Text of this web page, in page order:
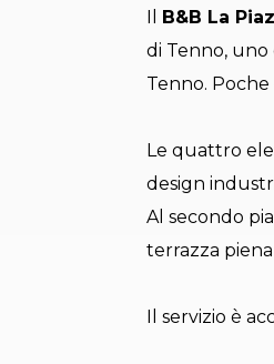
B&B La
di Tenno, uno
Tenno.
Le quattro
design
Al secondo
terrazza piena
Il servizio è